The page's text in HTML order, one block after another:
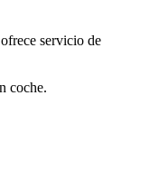
servicio de
coche.